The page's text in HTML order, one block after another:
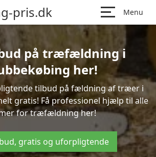
pris.dk Menu
på træfældning i
her!
tilbud på fældning af træer i
gratis! Få professionel hjælp til alle
for træfældning her!
gratis og uforpligtende